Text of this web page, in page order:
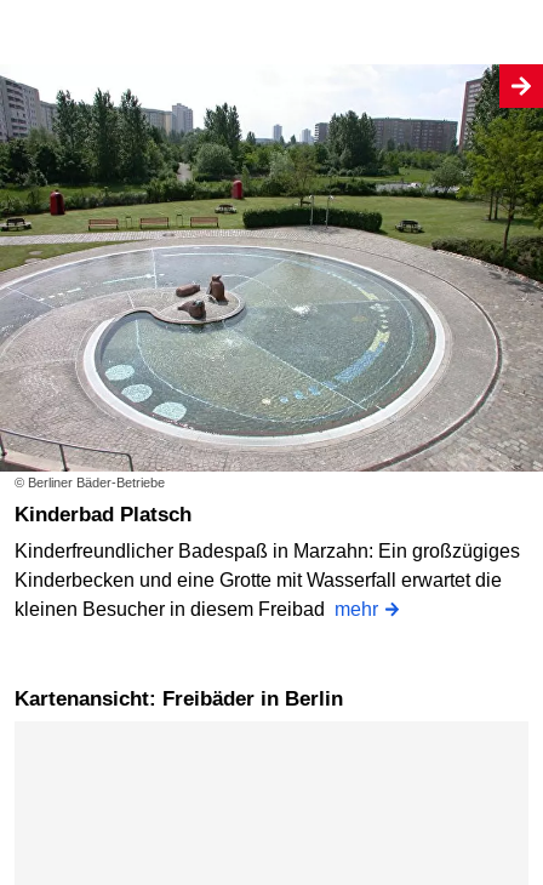
© Berliner Bäder-Betriebe
Kinderbad Platsch
Kinderfreundlicher Badespaß in Marzahn: Ein großzügiges
Kinderbecken und eine Grotte mit Wasserfall erwartet die
kleinen Besucher in diesem Freibad mehr
Kartenansicht: Freibäder in Berlin